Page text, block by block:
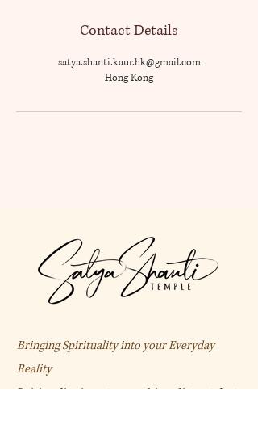
Contact Details
satya.shanti.kaur.hk@gmail.com
Hong Kong
Bringing Spirituality into your Everyday
Reality
Spirituality is not something distant, but